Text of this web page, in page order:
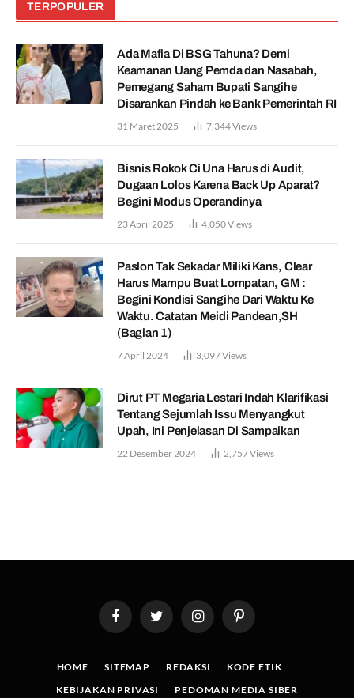
TERPOPULER
Ada Mafia Di BSG Tahuna? Demi
Keamanan Uang Pemda dan Nasabah,
Pemegang Saham Bupati Sangihe
Disarankan Pindah ke Bank Pemerintah RI
31 Maret 2025 7,344Views
Bisnis Rokok Ci Una Harus di Audit,
Dugaan Lolos Karena Back Up Aparat?
Begini Modus Operandinya
23 April 2025 4,050Views
Paslon Tak Sekadar Miliki Kans, Clear
Harus Mampu Buat Lompatan, GM :
Begini Kondisi Sangihe Dari Waktu Ke
Waktu. Catatan Meidi Pandean,SH
(Bagian 1)
7 April 2024 3,097Views
Dirut PT Megaria Lestari Indah Klarifikasi
Tentang Sejumlah Issu Menyangkut
Upah, Ini Penjelasan Di Sampaikan
22 Desember 2024 2,757Views
FacebookTwitter InstagramPinterest
HOME SITEMAP REDAKSI
KODE ETIK
KEBIJAKAN PRIVASI
PEDOMAN MEDIA SIBER